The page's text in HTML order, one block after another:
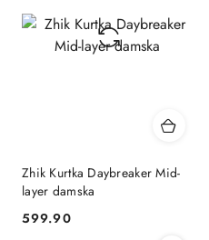
Zhik Kurtka Daybreaker Mid-
layer damska
Cena:
599.90